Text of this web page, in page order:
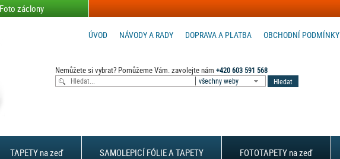
Foto záclony
OBCHODNÍ PODMÍNKY
DOPRAVA A PLATBA
NÁVODY A RADY
ÚVOD
Nemůžete si vybrat? Pomůžeme Vám. zavolejte nám+420 603 591 568
všechny weby
TAPETY na zeď SAMOLEPICÍ FÓLIE A TAPETY FOTOTAPETY na zeď